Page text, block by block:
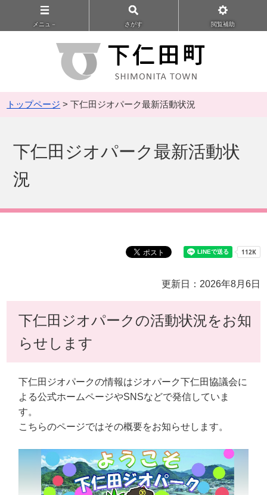
メニュ－ さがす 閲覧補助
トップページ > 下仁田ジオパーク最新活動状況
下仁田ジオパーク最新活動状
況
更新日：2026年8月6日
下仁田ジオパークの活動状況をお知
らせします
下仁田ジオパークの情報はジオパーク下仁田協議会に
よる公式ホームページやSNSなどで発信していま
す。
こちらのページではその概要をお知らせします。